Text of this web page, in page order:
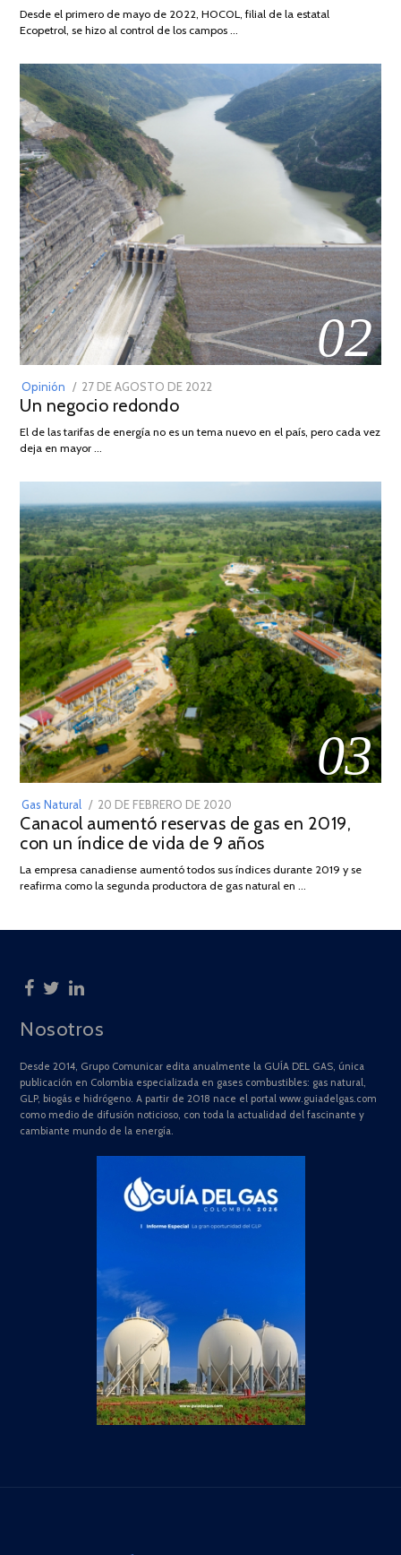
2026
Desde el primero de mayo de 2022, HOCOL, filial de la estatal
Ecopetrol, se hizo al control de los campos …
02
Opinión
POSTED
ON
27 DE AGOSTO DE 2022
DE
Un negocio redondo
El de las tarifas de energía no es un tema nuevo en el país, pero cada vez
deja en mayor …
03
Gas Natural
POSTED
ON
20 DE FEBRERO DE 2020
DE
JULIO
2025
Canacol aumentó reservas de gas en 2019,
con un índice de vida de 9 años
La empresa canadiense aumentó todos sus índices durante 2019 y se
reafirma como la segunda productora de gas natural en …
Nosotros
Desde 2014, Grupo Comunicar edita anualmente la GUÍA DEL GAS, única
publicación en Colombia especializada en gases combustibles: gas natural,
GLP, biogás e hidrógeno. A partir de 2018 nace el portal www.guiadelgas.com
como medio de difusión noticioso, con toda la actualidad del fascinante y
cambiante mundo de la energía.